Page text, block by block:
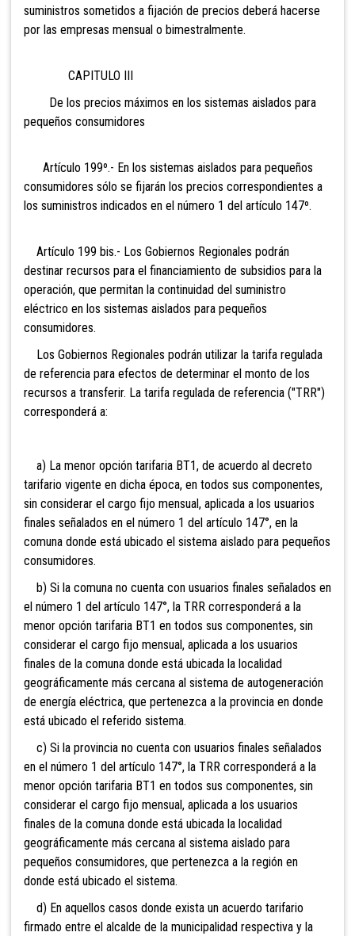
suministros sometidos a fijación de precios deberá hacerse
por las empresas mensual o bimestralmente.
CAPITULO III
De los precios máximos en los sistemas aislados para
pequeños consumidores
Artículo 199º.- En los sistemas aislados para pequeños
consumidores sólo se fijarán los precios correspondientes a
los suministros indicados en el número 1 del artículo 147º.
Artículo 199 bis.- Los Gobiernos Regionales podrán
destinar recursos para el financiamiento de subsidios para la
operación, que permitan la continuidad del suministro
eléctrico en los sistemas aislados para pequeños
consumidores.
Los Gobiernos Regionales podrán utilizar la tarifa regulada
de referencia para efectos de determinar el monto de los
recursos a transferir. La tarifa regulada de referencia ("TRR")
corresponderá a:
a) La menor opción tarifaria BT1, de acuerdo al decreto
tarifario vigente en dicha época, en todos sus componentes,
sin considerar el cargo fijo mensual, aplicada a los usuarios
finales señalados en el número 1 del artículo 147°, en la
comuna donde está ubicado el sistema aislado para pequeños
consumidores.
b) Si la comuna no cuenta con usuarios finales señalados en
el número 1 del artículo 147°, la TRR corresponderá a la
menor opción tarifaria BT1 en todos sus componentes, sin
considerar el cargo fijo mensual, aplicada a los usuarios
finales de la comuna donde está ubicada la localidad
geográficamente más cercana al sistema de autogeneración
de energía eléctrica, que pertenezca a la provincia en donde
está ubicado el referido sistema.
c) Si la provincia no cuenta con usuarios finales señalados
en el número 1 del artículo 147°, la TRR corresponderá a la
menor opción tarifaria BT1 en todos sus componentes, sin
considerar el cargo fijo mensual, aplicada a los usuarios
finales de la comuna donde está ubicada la localidad
geográficamente más cercana al sistema aislado para
pequeños consumidores, que pertenezca a la región en
donde está ubicado el sistema.
d) En aquellos casos donde exista un acuerdo tarifario
firmado entre el alcalde de la municipalidad respectiva y la